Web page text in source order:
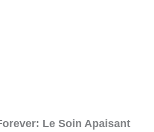
Le Soin Apaisant